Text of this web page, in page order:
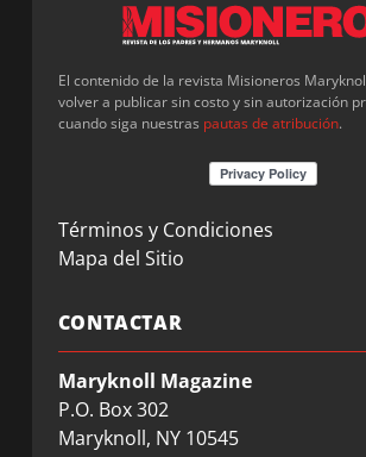
El contenido de la revista Misioneros
volver a publicar sin costo y sin autorización
cuando siga nuestras pautas de atribución.
Términos y Condiciones
Mapa del Sitio
CONTACTAR
Maryknoll Magazine
P.O. Box 302
Maryknoll, NY 10545